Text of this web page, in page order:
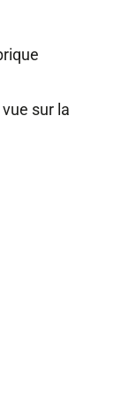
sur la